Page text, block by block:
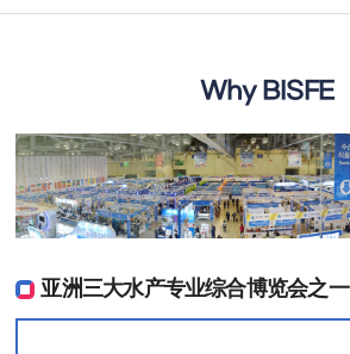
Why BISFE
亚洲三大水产专业综合博览会之一